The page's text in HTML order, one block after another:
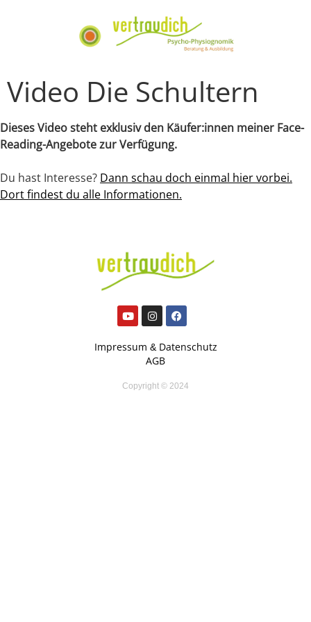
Video Die Schultern
Dieses Video steht exklusiv den Käufer:innen meiner Face-
Reading-Angebote zur Verfügung.
Du hast Interesse? Dann schau doch einmal hier vorbei.
Dort findest du alle Informationen.
Impressum & Datenschutz
AGB
Copyright © 2024